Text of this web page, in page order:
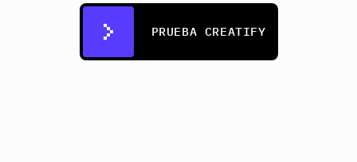
PRUEBA CREATIFY